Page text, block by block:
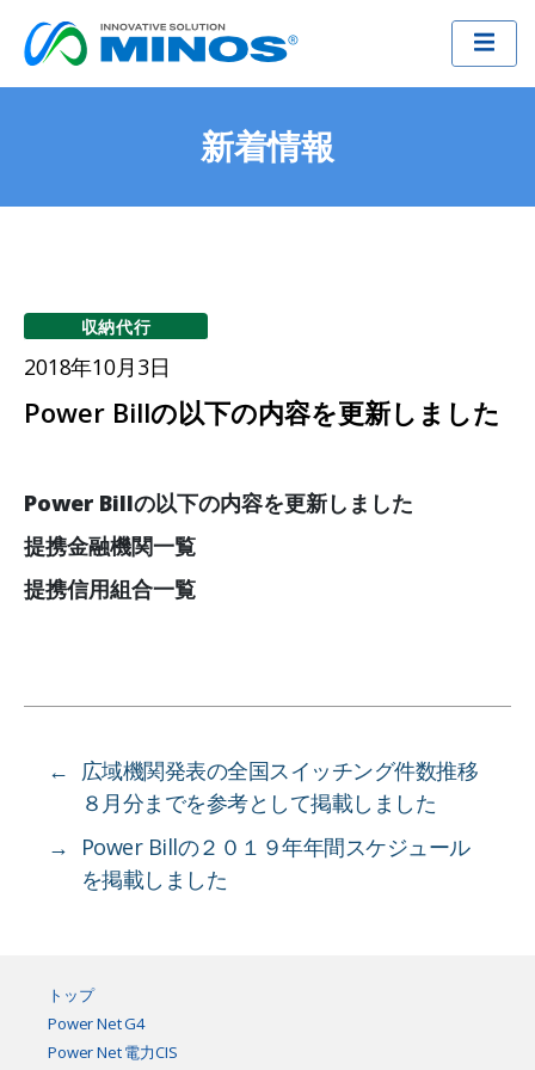
新着情報
収納代行
2018年10月3日
Power Billの以下の内容を更新しました
Power Billの以下の内容を更新しました
提携金融機関一覧
提携信用組合一覧
← 広域機関発表の全国スイッチング件数推移
８月分までを参考として掲載しました
→
Power Billの２０１９年年間スケジュール
を掲載しました
トップ
Power Net G4
Power Net 電力CIS